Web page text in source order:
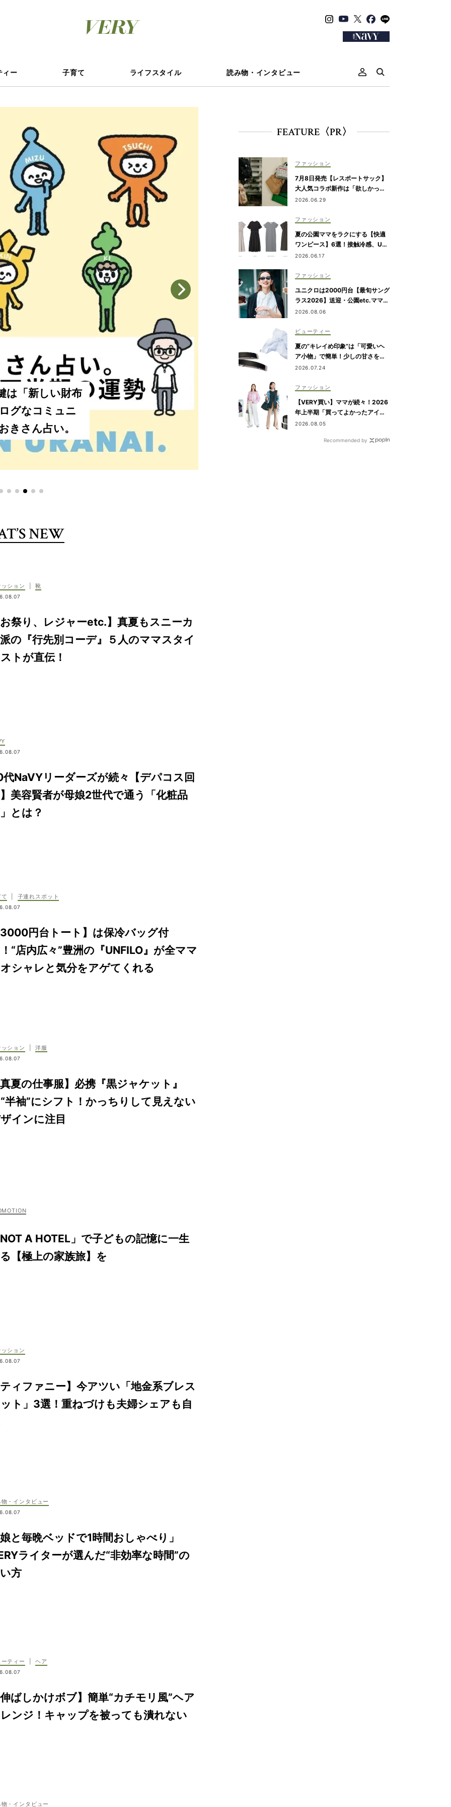
ィー 子育て ライフスタイル 読み物・インタビュー
ト」は裏表使
読者が選ぶ！2026年SS VERYベ
ストコスメ大賞
NEW
ション 靴
祭り、レジャーetc.】真夏もスニーカ
の『行先別コーデ』５人のママスタイ
トが直伝！
NaVYリーダーズが続々【デパコス回
美容賢者が母娘2世代で通う「化粧品
とは？
子連れスポット
円台トート】は保冷バッグ付
“店内広々”豊洲の『UNFILO』が全ママ
シャレと気分をアゲてくれる
ション 洋服
夏の仕事服】必携『黒ジャケット』
半袖”にシフト！かっちりして見えない
インに注目
A HOTEL」で子どもの記憶に一生
【極上の家族旅】を
ション
ィファニー】今アツい「地金系ブレス
ト」3選！重ねづけも夫婦シェアも自
・インタビュー
と毎晩ベッドで1時間おしゃべり」
ライターが選んだ“非効率な時間”の
方
ティー ヘア
ばしかけボブ】簡単“カチモリ風”ヘア
ンジ！キャップを被っても潰れない
・インタビュー
FEATURE〈PR〉
ファッション
7月8日発売【レスポートサック】
大人気コラボ新作は「欲しかっ
た」が詰まったリュック、バッグ
2026.06.29
ファッション
夏の公園ママをラクにする【快適
ワンピース】6選！接触冷感、UV
カット機能付きも
2026.06.17
ファッション
ユニクロは2000円台【最旬サング
ラス2026】送迎・公園etc.ママの
日常にハマる「名品」を厳選！
2026.08.06
ビューティー
夏の“キレイめ印象”は「可愛いヘ
ア小物」で簡単！少しの甘さを盛
れる5選
2026.07.24
ファッション
【VERY買い】ママが続々！2026
年上半期「買ってよかったアイテ
ム」を発表
2026.08.05
Recommended by